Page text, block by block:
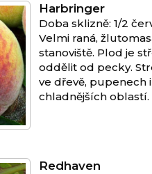
Harbringer
Doba sklizně: 1/2
Velmi raná,
stanoviště. Plod je
oddělit od pecky.
ve dřevě, pupenech
chladnějších oblastí.
Redhaven